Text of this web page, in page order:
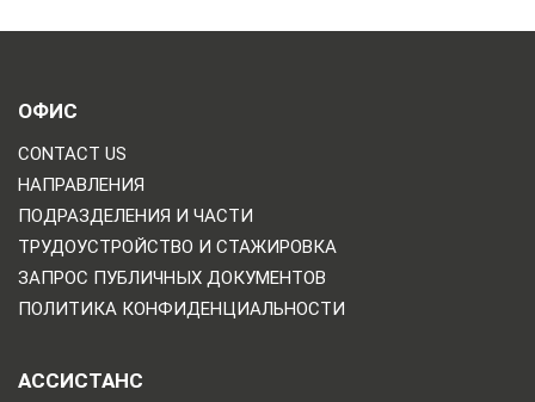
ОФИС
CONTACT US
НАПРАВЛЕНИЯ
ПОДРАЗДЕЛЕНИЯ И ЧАСТИ
ТРУДОУСТРОЙСТВО И СТАЖИРОВКА
ЗАПРОС ПУБЛИЧНЫХ ДОКУМЕНТОВ
ПОЛИТИКА КОНФИДЕНЦИАЛЬНОСТИ
АССИСТАНС